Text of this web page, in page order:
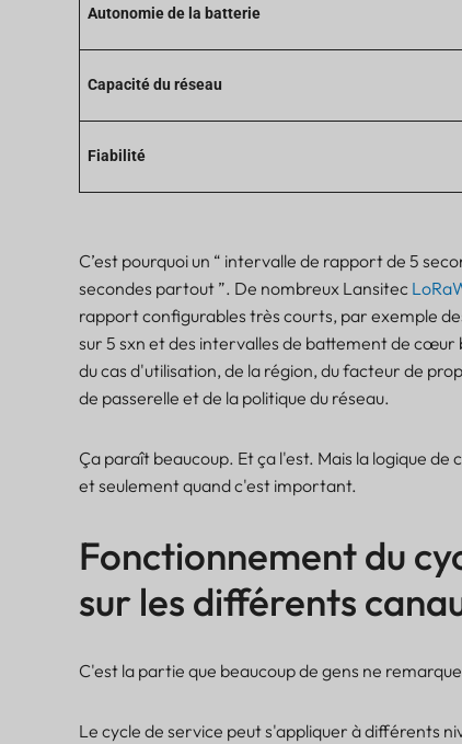
Autonomie de la batterie
Capacité du réseau
Fiabilité
C’est pourquoi un “ intervalle de rapport de 5
secondes partout ”. De nombreux Lansitec
rapport configurables très courts, par exemple
sur 5 sxn et des intervalles de battement de
du cas d'utilisation, de la région, du facteur de
de passerelle et de la politique du réseau.
Ça paraît beaucoup. Et ça l'est. Mais la logique
et seulement quand c'est important.
Fonctionnement du
sur les différents
C'est la partie que beaucoup de gens ne
Le cycle de service peut s'appliquer à différents